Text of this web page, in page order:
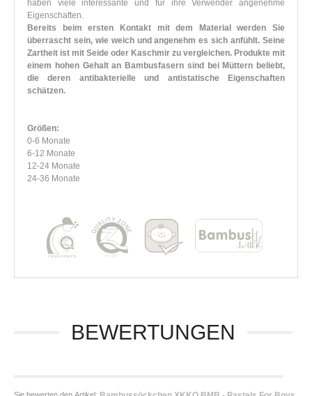
haben viele interessante und für ihre Verwender angenehme
Eigenschaften.
Bereits beim ersten Kontakt mit dem Material werden Sie
überrascht sein, wie weich und angenehm es sich anfühlt. Seine
Zartheit ist mit Seide oder Kaschmir zu vergleichen. Produkte mit
einem hohen Gehalt an Bambusfasern sind bei Müttern beliebt,
die deren antibakterielle und antistatische Eigenschaften
schätzen.
Größen:
0-6 Monate
6-12 Monate
12-24 Monate
24-36 Monate
BEWERTUNGEN
Sie bewerten den Artikel: